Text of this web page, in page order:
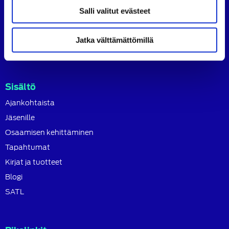
Salli valitut evästeet
Jatka välttämättömillä
tavoitteena on ylläpitää ja kehittää koko autoalan
osaamista ja ammattitaitoa.
Sisältö
Ajankohtaista
Jäsenille
Osaamisen kehittäminen
Tapahtumat
Kirjat ja tuotteet
Blogi
SATL